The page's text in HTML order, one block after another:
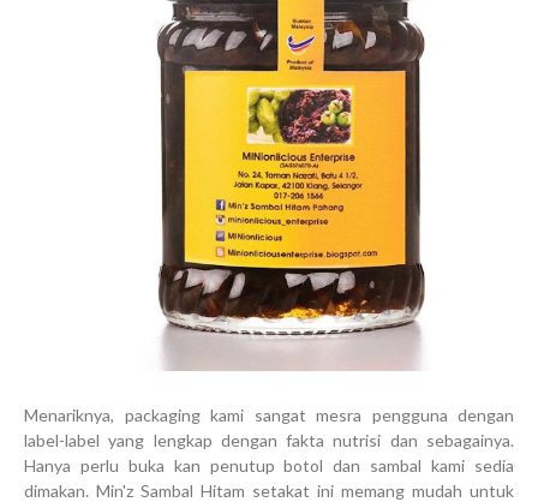
Menariknya, packaging kami sangat mesra pengguna dengan
label-label yang lengkap dengan fakta nutrisi dan sebagainya.
Hanya perlu buka kan penutup botol dan sambal kami sedia
dimakan. Min'z Sambal Hitam setakat ini memang mudah untuk